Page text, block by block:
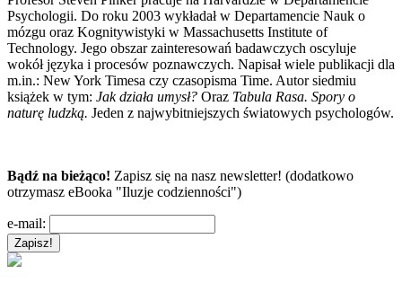
Psychologii. Do roku 2003 wykładał w Departamencie Nauk o
mózgu oraz Kognitywistyki w Massachusetts Institute of
Technology. Jego obszar zainteresowań badawczych oscyluje
wokół języka i procesów poznawczych. Napisał wiele publikacji dla
m.in.: New York Timesa czy czasopisma Time. Autor siedmiu
książek w tym: Jak działa umysł? Oraz Tabula Rasa. Spory o
naturę ludzką. Jeden z najwybitniejszych światowych psychologów.
Bądź na bieżąco! Zapisz się na nasz newsletter! (dodatkowo
otrzymasz eBooka "Iluzje codzienności")
e-mail: